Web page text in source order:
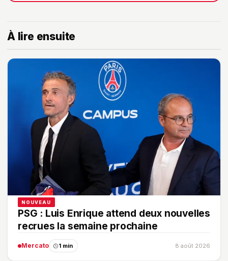
À lire ensuite
NOUVEAU
PSG : Luis Enrique attend deux nouvelles
recrues la semaine prochaine
Mercato 1 min 8 août 2026